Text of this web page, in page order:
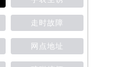
走时故障
网点地址